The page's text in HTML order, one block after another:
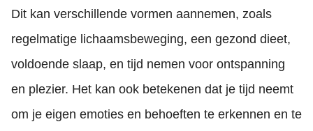
Dit kan verschillende vormen aannemen, zoals
regelmatige lichaamsbeweging, een gezond dieet,
voldoende slaap, en tijd nemen voor ontspanning
en plezier. Het kan ook betekenen dat je tijd neemt
om je eigen emoties en behoeften te erkennen en te